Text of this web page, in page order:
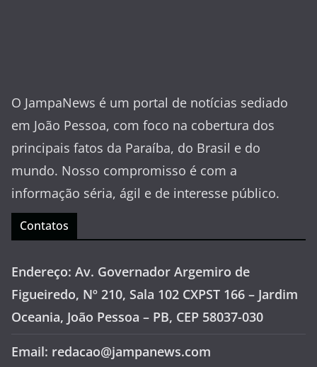
O JampaNews é um portal de notícias sediado
em João Pessoa, com foco na cobertura dos
principais fatos da Paraíba, do Brasil e do
mundo. Nosso compromisso é com a
informação séria, ágil e de interesse público.
Contatos
Endereço: Av. Governador Argemiro de
Figueiredo, Nº 210, Sala 102 CXPST 166 – Jardim
Oceania, João Pessoa – PB, CEP 58037-030
Email: redacao@jampanews.com